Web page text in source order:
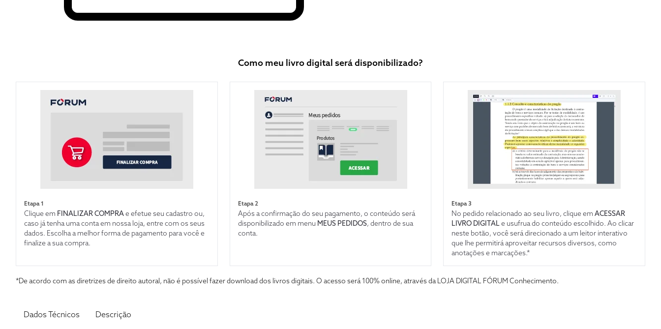
Como meu livro digital será disponibilizado?
Etapa 1
Clique em FINALIZAR COMPRAe efetue seu cadastro ou,
caso já tenha uma conta em nossa loja, entre com os seus
dados. Escolha a melhor forma de pagamento para você e
finalize a sua compra.
Etapa 2
Após a confirmação do seu pagamento, o conteúdo será
disponibilizado em menu MEUS PEDIDOS, dentro de sua
conta.
Etapa 3
No pedido relacionado ao seu livro, clique emACESSAR
LIVRO DIGITALe usufrua do conteúdo escolhido. Ao clicar
neste botão, você será direcionado a um leitor interativo
que lhe permitirá aproveitar recursos diversos, como
anotações e marcações.*
*De acordo com as diretrizes de direito autoral, não é possível fazer download dos livros digitais. O acesso será 100% online, através da LOJA DIGITAL FÓRUM Conhecimento.
Dados Técnicos Descrição